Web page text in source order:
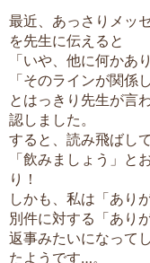
最近、あっさりメッ
を先生に伝えると
「いや、他に何かあ
「そのラインが関係
とはっきり先生が言
認しました。
すると、読み飛ばし
「飲みましょう」と
り！
しかも、私は「あり
別件に対する「あり
返事みたいになって
たようです…。